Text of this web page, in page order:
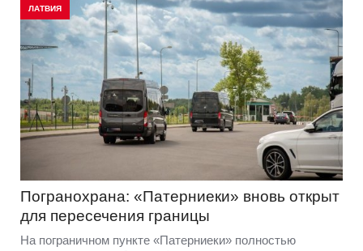
ЛАТВИЯ
Погранохрана: «Патерниеки» вновь открыт
для пересечения границы
На пограничном пункте «Патерниеки» полностью